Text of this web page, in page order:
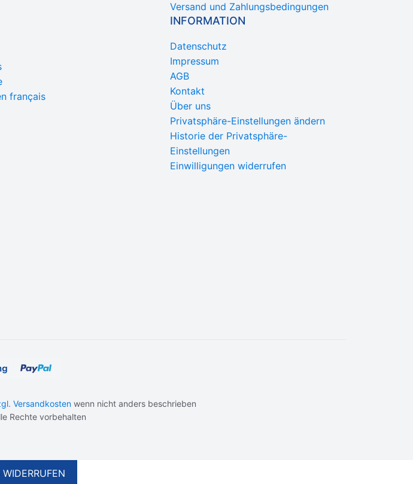
français
Versand und Zahlungsbedingungen
INFORMATION
Datenschutz
Impressum
AGB
Kontakt
Über uns
Privatsphäre-Einstellungen ändern
Historie der Privatsphäre-
Einstellungen
Einwilligungen widerrufen
Versandkosten wenn nicht anders beschrieben
Rechte vorbehalten